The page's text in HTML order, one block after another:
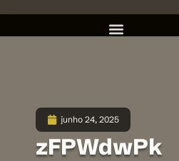
junho 24, 2025
zFPWdwPk